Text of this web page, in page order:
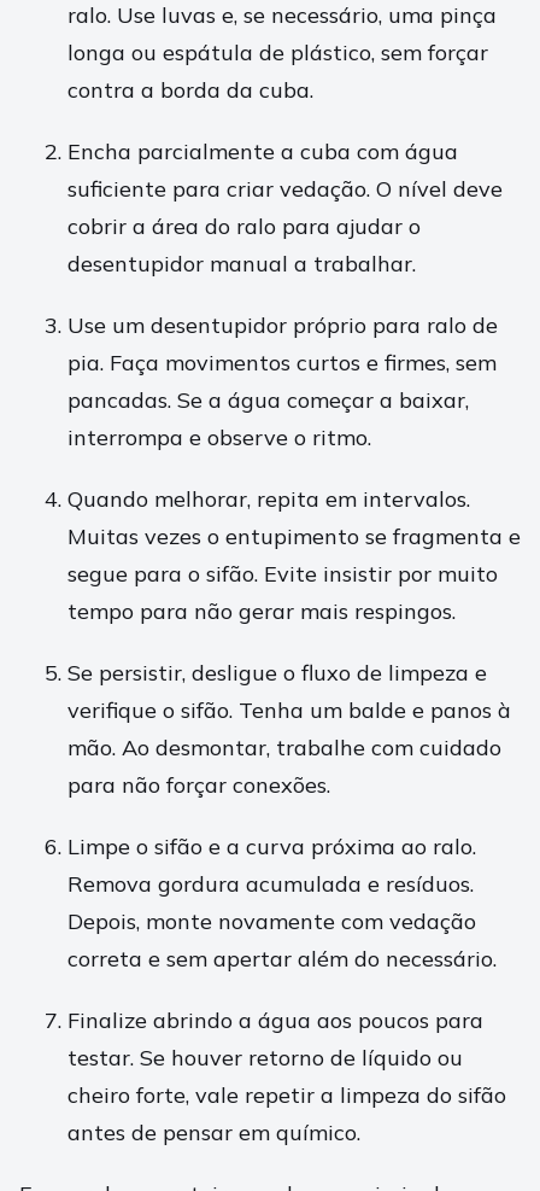
ralo. Use luvas e, se necessário, uma pinça
longa ou espátula de plástico, sem forçar
contra a borda da cuba.
Encha parcialmente a cuba com água
suficiente para criar vedação. O nível deve
cobrir a área do ralo para ajudar o
desentupidor manual a trabalhar.
Use um desentupidor próprio para ralo de
pia. Faça movimentos curtos e firmes, sem
pancadas. Se a água começar a baixar,
interrompa e observe o ritmo.
Quando melhorar, repita em intervalos.
Muitas vezes o entupimento se fragmenta e
segue para o sifão. Evite insistir por muito
tempo para não gerar mais respingos.
Se persistir, desligue o fluxo de limpeza e
verifique o sifão. Tenha um balde e panos à
mão. Ao desmontar, trabalhe com cuidado
para não forçar conexões.
Limpe o sifão e a curva próxima ao ralo.
Remova gordura acumulada e resíduos.
Depois, monte novamente com vedação
correta e sem apertar além do necessário.
Finalize abrindo a água aos poucos para
testar. Se houver retorno de líquido ou
cheiro forte, vale repetir a limpeza do sifão
antes de pensar em químico.